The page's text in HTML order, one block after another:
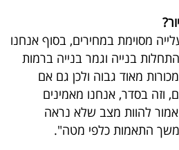
מסוימת במחירים, בסוף אנחנו
התחלות בנייה וגמר בנייה ברמות
מאוד גבוה ולכן גם אם
וזה בסדר, אנחנו מאמינים
להוות מצב שלא נראה
התאמות כלפי מטה".